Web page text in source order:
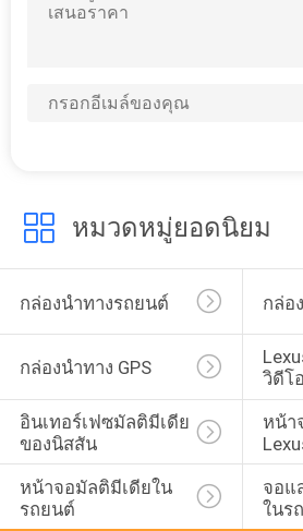
อินเทอร์เฟซส
อินเทอร์เฟซ
มีเดีย Carplay
หมวดหมู่ยอดนิยม
กล่องนำทางรถยนต์ กล่อ
กล่องนำทาง GPS
วิดีโอ
อินเทอร์เฟซมัลติมีเดีย
ของนิสสัน
หน้า
หน้าจอมัลติมีเดียใน
รถยนต์
จอแ
ในร